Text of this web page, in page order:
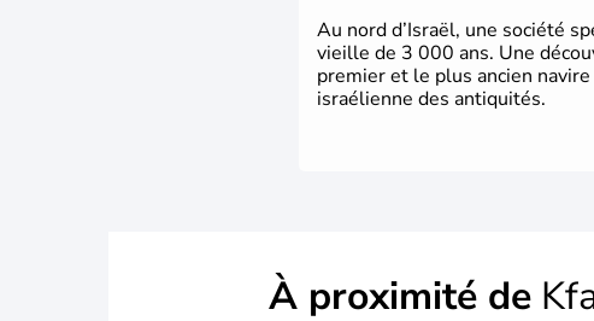
Au nord d’Israël, une société
vieille de 3 000 ans. Une
premier et le plus ancien
israélienne des antiquités.
À proximité de